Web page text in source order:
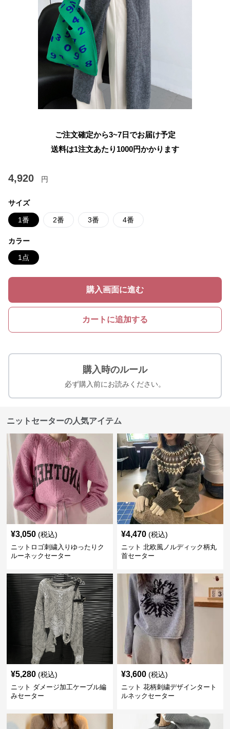
ご注文確定から3~7日でお届け予定
送料は1注文あたり 1000円かかります
4,920 円
サイズ
1番 2番 3番 4番
カラー
1点
購入画面に進む
カートに追加する
購入時のルール
必ず購入前にお読みください。
ニットセーターの人気アイテム
¥3,050 (税込)
ニットロゴ刺繍入りゆったりク
ルーネックセーター
¥4,470 (税込)
ニット 北欧風ノルディック柄丸
首セーター
¥5,280 (税込)
ニット ダメージ加工ケーブル編
みセーター
¥3,600 (税込)
ニット 花柄刺繍デザインタート
ルネックセーター